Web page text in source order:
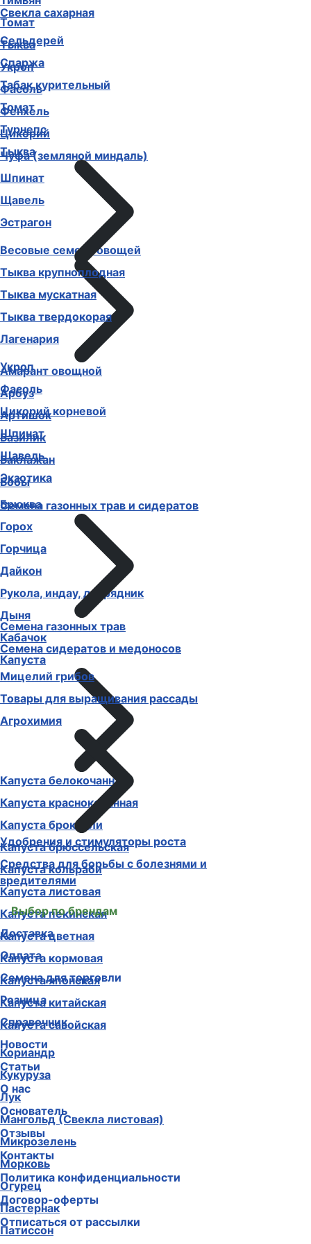
Томат
Тыква
Укроп
Фасоль
Фенхель
Цикорий
Чуфа (земляной миндаль)
Шпинат
Щавель
Эстрагон
Весовые семена овощей
Амарант овощной
Арбуз
Артишок
Базилик
Баклажан
Бобы
Брюква
Горох
Горчица
Дайкон
Рукола, индау, двурядник
Дыня
Кабачок
Капуста
Капуста белокочанная
Капуста краснокочанная
Капуста брокколи
Капуста брюссельская
Капуста кольраби
Капуста листовая
Капуста пекинская
Капуста цветная
Капуста кормовая
Капуста японская
Капуста китайская
Капуста савойская
Кориандр
Кукуруза
Лук
Мангольд (Свекла листовая)
Микрозелень
Морковь
Огурец
Пастернак
Патиссон
Свекла сахарная
Сельдерей
Спаржа
Табак курительный
Томат
Турнепс
Тыква
Тыква крупноплодная
Тыква мускатная
Тыква твердокорая
Лагенария
Укроп
Фасоль
Цикорий корневой
Шпинат
Щавель
Экзотика
Семена газонных трав и сидератов
Семена газонных трав
Семена сидератов и медоносов
Мицелий грибов
Товары для выращивания рассады
Агрохимия
Удобрения и стимуляторы роста
Средства для борьбы с болезнями и
вредителями
Выбор по брендам
Доставка
Оплата
Семена для торговли
Розница
Справочник
Новости
Статьи
О нас
Основатель
Отзывы
Контакты
Политика конфиденциальности
Договор-оферты
Отписаться от рассылки